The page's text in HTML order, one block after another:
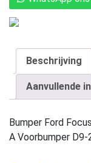
Beschrijving
Aanvullende
Bumper Ford
A Voorbumper D9-